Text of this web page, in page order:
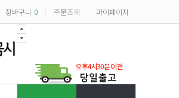
장바구니 0 주문조회 마이페이지